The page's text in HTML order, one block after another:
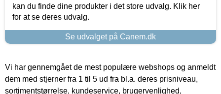
kan du finde dine produkter i det store udvalg. Klik her
for at se deres udvalg.
Se udvalget på Canem.dk
Vi har gennemgået de mest populære webshops og anmeldt
dem med stjerner fra 1 til 5 ud fra bl.a. deres prisniveau,
sortimentstørrelse, kundeservice, brugervenlighed,